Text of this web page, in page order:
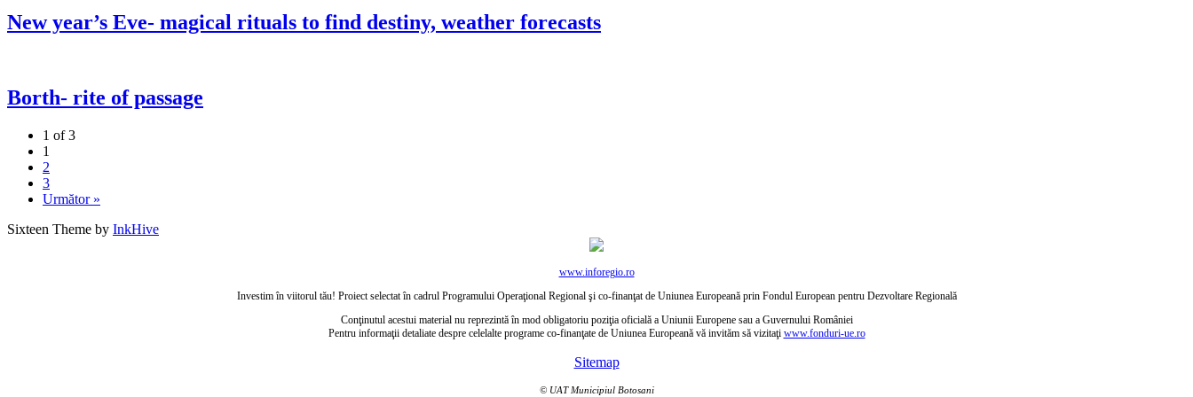
New year’s Eve- magical rituals to find destiny, weather forecasts
Borth- rite of passage
1 of 3
1
2
3
Următor »
Sixteen Theme by InkHive
www.inforegio.ro
Investim în viitorul tău! Proiect selectat în cadrul Programului Operaţional Regional şi co-finanţat de Uniunea Europeană prin Fondul European pentru Dezvoltare Regională
Conţinutul acestui material nu reprezintă în mod obligatoriu poziţia oficială a Uniunii Europene sau a Guvernului României
Pentru informaţii detaliate despre celelalte programe co-finanţate de Uniunea Europeană vă invităm să vizitaţi www.fonduri-ue.ro
Sitemap
© UAT Municipiul Botosani